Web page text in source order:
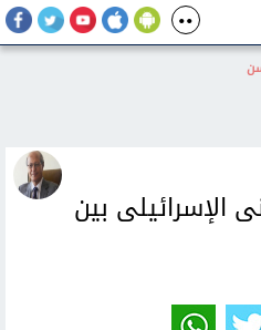
الإسرائيلى بين